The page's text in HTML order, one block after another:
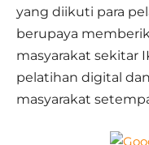
yang diikuti para
berupaya
masyarakat sekitar
pelatihan digital
masyarakat